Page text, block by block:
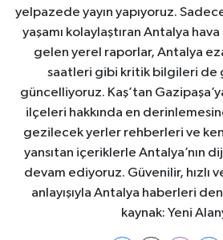
yelpazede yayın yapıyoruz.
yaşamı kolaylaştıran Antalya
gelen yerel raporlar, Antalya
saatleri gibi kritik bilgileri de
güncelliyoruz. Kaş’tan
ilçeleri hakkında en
gezilecek yerler rehberleri ve
yansıtan içeriklerle Antalya’nın
devam ediyoruz. Güvenilir, hızlı
anlayışıyla Antalya haberleri
kaynak: Yeni